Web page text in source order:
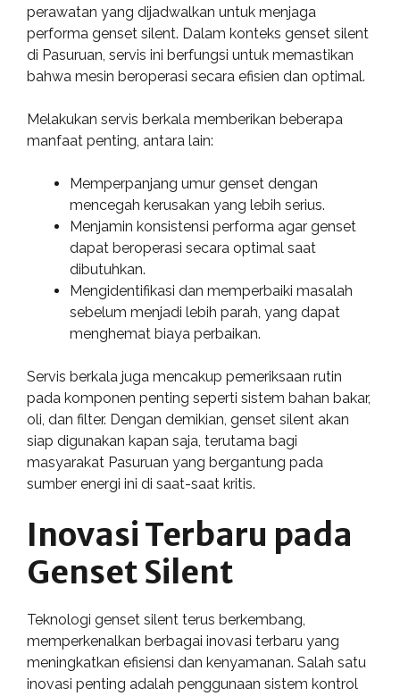
perawatan yang dijadwalkan untuk menjaga
performa genset silent. Dalam konteks genset silent
di Pasuruan, servis ini berfungsi untuk memastikan
bahwa mesin beroperasi secara efisien dan optimal.
Melakukan servis berkala memberikan beberapa
manfaat penting, antara lain:
Memperpanjang umur genset dengan
mencegah kerusakan yang lebih serius.
Menjamin konsistensi performa agar genset
dapat beroperasi secara optimal saat
dibutuhkan.
Mengidentifikasi dan memperbaiki masalah
sebelum menjadi lebih parah, yang dapat
menghemat biaya perbaikan.
Servis berkala juga mencakup pemeriksaan rutin
pada komponen penting seperti sistem bahan bakar,
oli, dan filter. Dengan demikian, genset silent akan
siap digunakan kapan saja, terutama bagi
masyarakat Pasuruan yang bergantung pada
sumber energi ini di saat-saat kritis.
Inovasi Terbaru pada
Genset Silent
Teknologi genset silent terus berkembang,
memperkenalkan berbagai inovasi terbaru yang
meningkatkan efisiensi dan kenyamanan. Salah satu
inovasi penting adalah penggunaan sistem kontrol